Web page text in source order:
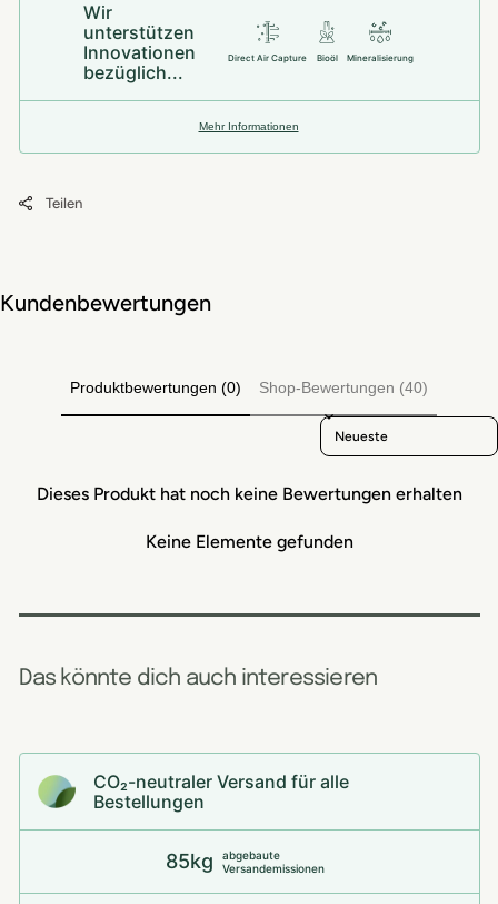
Wir
unterstützen
Innovationen
bezüglich...
Direct Air Capture Bioöl Mineralisierung
Mehr Informationen
Teilen
Kundenbewertungen
Produktbewertungen (0) Shop-Bewertungen (40)
Sort reviews by
Dieses Produkt hat noch keine Bewertungen erhalten
Keine Elemente gefunden
Das könnte dich auch interessieren
CO₂-neu­t­raler Versand für alle
Bestellungen
85kg
abgebaute
Versandemissionen